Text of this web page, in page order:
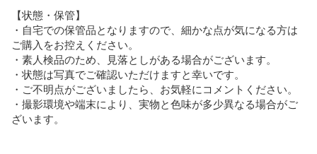
【状態・保管】
・自宅での保管品となりますので、細かな点が気になる方は
ご購入をお控えください。
・素人検品のため、見落としがある場合がございます。
・状態は写真でご確認いただけますと幸いです。
・ご不明点がございましたら、お気軽にコメントください。
・撮影環境や端末により、実物と色味が多少異なる場合がご
ざいます。